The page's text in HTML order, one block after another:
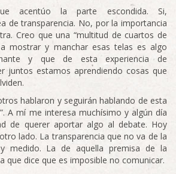
acentúo la parte escondida. Si,
de transparencia. No, por la importancia
Creo que una “multitud de cuartos de
a mostrar y manchar esas telas es algo
y que de esta experiencia de
juntos estamos aprendiendo cosas que
hablaron y seguirán hablando de esta
A mí me interesa muchísimo y algún día
de querer aportar algo al debate. Hoy
lado. La transparencia que no va de la
medido. La de aquella premisa de la
que dice que es imposible no comunicar.